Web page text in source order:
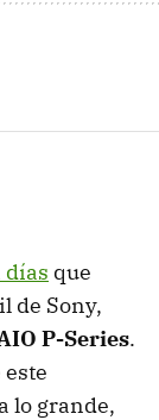
días que
de Sony,
P-Series.
lo grande,